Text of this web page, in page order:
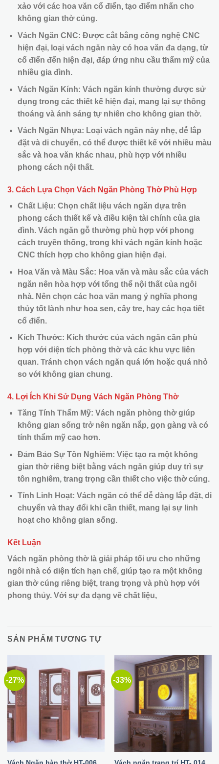
xảo với các hoa văn cổ điển, tạo điểm nhấn cho
không gian thờ cúng.
Vách Ngăn CNC: Được cắt bằng công nghệ CNC
hiện đại, loại vách ngăn này có hoa văn đa dạng, từ
cổ điển đến hiện đại, đáp ứng nhu cầu thẩm mỹ của
nhiều gia đình.
Vách Ngăn Kính: Vách ngăn kính thường được sử
dụng trong các thiết kế hiện đại, mang lại sự thông
thoáng và ánh sáng tự nhiên cho không gian thờ.
Vách Ngăn Nhựa: Loại vách ngăn này nhẹ, dễ lắp
đặt và di chuyển, có thể được thiết kế với nhiều màu
sắc và hoa văn khác nhau, phù hợp với nhiều
phong cách nội thất.
3. Cách Lựa Chọn Vách Ngăn Phòng Thờ Phù Hợp
Chất Liệu: Chọn chất liệu vách ngăn dựa trên
phong cách thiết kế và điều kiện tài chính của gia
đình. Vách ngăn gỗ thường phù hợp với phong
cách truyền thống, trong khi vách ngăn kính hoặc
CNC thích hợp cho không gian hiện đại.
Hoa Văn và Màu Sắc: Hoa văn và màu sắc của vách
ngăn nên hòa hợp với tổng thể nội thất của ngôi
nhà. Nên chọn các hoa văn mang ý nghĩa phong
thủy tốt lành như hoa sen, cây tre, hay các họa tiết
cổ điển.
Kích Thước: Kích thước của vách ngăn cần phù
hợp với diện tích phòng thờ và các khu vực liên
quan. Tránh chọn vách ngăn quá lớn hoặc quá nhỏ
so với không gian chung.
4. Lợi Ích Khi Sử Dụng Vách Ngăn Phòng Thờ
Tăng Tính Thẩm Mỹ: Vách ngăn phòng thờ giúp
không gian sống trở nên ngăn nắp, gọn gàng và có
tính thẩm mỹ cao hơn.
Đảm Bảo Sự Tôn Nghiêm: Việc tạo ra một không
gian thờ riêng biệt bằng vách ngăn giúp duy trì sự
tôn nghiêm, trang trọng cần thiết cho việc thờ cúng.
Tính Linh Hoạt: Vách ngăn có thể dễ dàng lắp đặt, di
chuyển và thay đổi khi cần thiết, mang lại sự linh
hoạt cho không gian sống.
Kết Luận
Vách ngăn phòng thờ là giải pháp tối ưu cho những
ngôi nhà có diện tích hạn chế, giúp tạo ra một không
gian thờ cúng riêng biệt, trang trọng và phù hợp với
phong thủy. Với sự đa dạng về chất liệu,
SẢN PHẨM TƯƠNG TỰ
-27% -33%